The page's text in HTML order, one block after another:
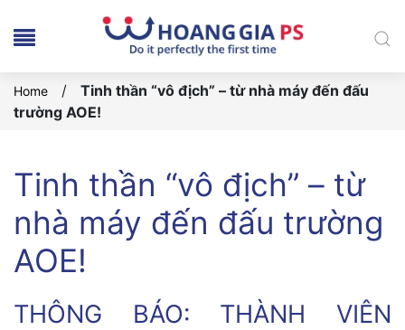
Home /
Tinh thần “vô địch” – từ nhà máy đến đấu
trường AOE!
Tinh thần “vô địch” – từ
nhà máy đến đấu trường
AOE!
THÔNG BÁO: THÀNH VIÊN